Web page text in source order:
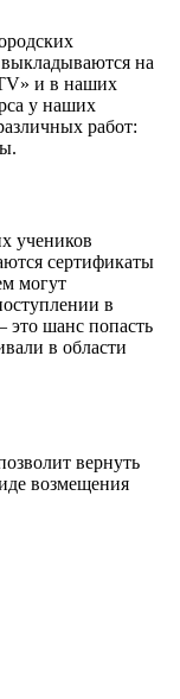
на
и в наших
у наших
работ:
учеников
сертификаты
могут
в
это шанс попасть
в области
вернуть
возмещения